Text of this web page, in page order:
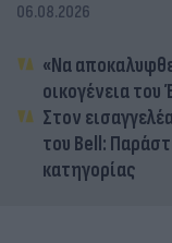
06.08.2026
«Να
οικογένεια
Στον
του Bell:
κατηγορίας